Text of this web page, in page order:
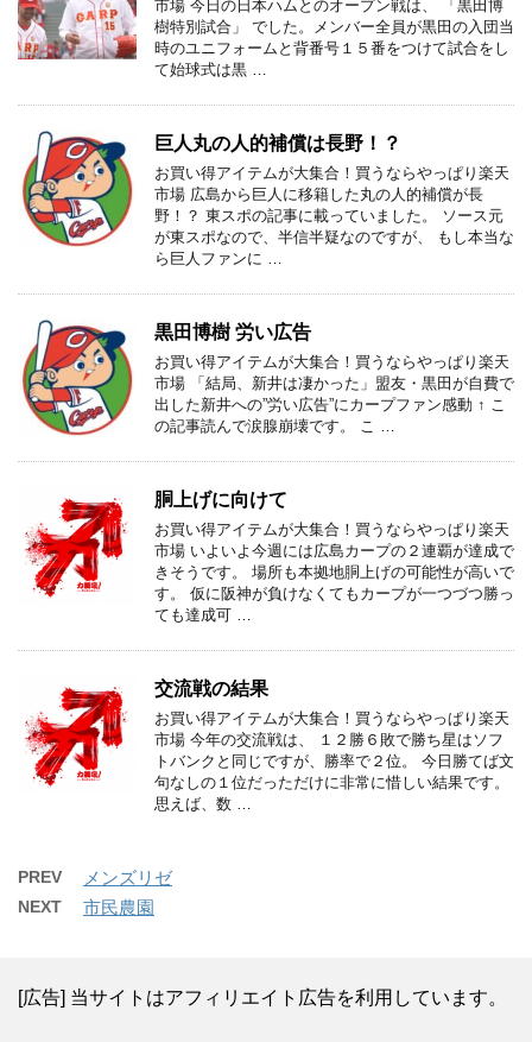
市場 今日の日本ハムとのオープン戦は、 「黒田博
樹特別試合」 でした。メンバー全員が黒田の入団当
時のユニフォームと背番号１５番をつけて試合をし
て始球式は黒 …
巨人丸の人的補償は長野！？
お買い得アイテムが大集合！買うならやっぱり楽天
市場 広島から巨人に移籍した丸の人的補償が長
野！？ 東スポの記事に載っていました。 ソース元
が東スポなので、半信半疑なのですが、 もし本当な
ら巨人ファンに …
黒田博樹 労い広告
お買い得アイテムが大集合！買うならやっぱり楽天
市場 「結局、新井は凄かった」盟友・黒田が自費で
出した新井への”労い広告”にカープファン感動 ↑ こ
の記事読んで涙腺崩壊です。 こ …
胴上げに向けて
お買い得アイテムが大集合！買うならやっぱり楽天
市場 いよいよ今週には広島カープの２連覇が達成で
きそうです。 場所も本拠地胴上げの可能性が高いで
す。 仮に阪神が負けなくてもカープが一つづつ勝っ
ても達成可 …
交流戦の結果
お買い得アイテムが大集合！買うならやっぱり楽天
市場 今年の交流戦は、 １２勝６敗で勝ち星はソフ
トバンクと同じですが、勝率で２位。 今日勝てば文
句なしの１位だっただけに非常に惜しい結果です。
思えば、数 …
PREV メンズリゼ
NEXT 市民農園
[広告] 当サイトはアフィリエイト広告を利用しています。